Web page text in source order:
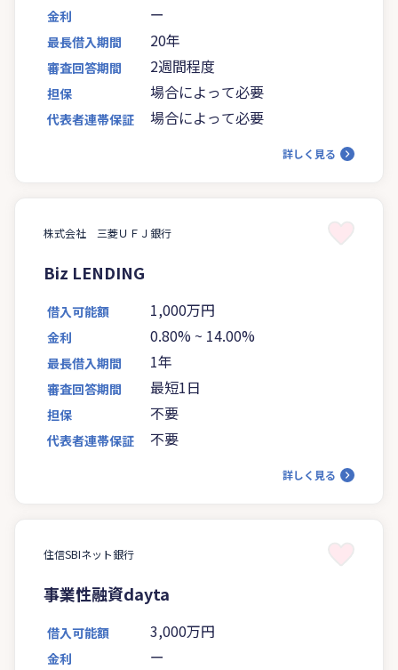
金利 ー
最長借入期間 20年
審査回答期間 2週間程度
担保 場合によって必要
代表者連帯保証 場合によって必要
詳しく見る
株式会社 三菱ＵＦＪ銀行
Biz LENDING
借入可能額 1,000万円
金利 0.80% ~ 14.00%
最長借入期間 1年
審査回答期間 最短1日
担保 不要
代表者連帯保証 不要
詳しく見る
住信SBIネット銀行
事業性融資dayta
借入可能額 3,000万円
金利 ー